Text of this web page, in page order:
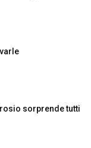
sorprende tutti